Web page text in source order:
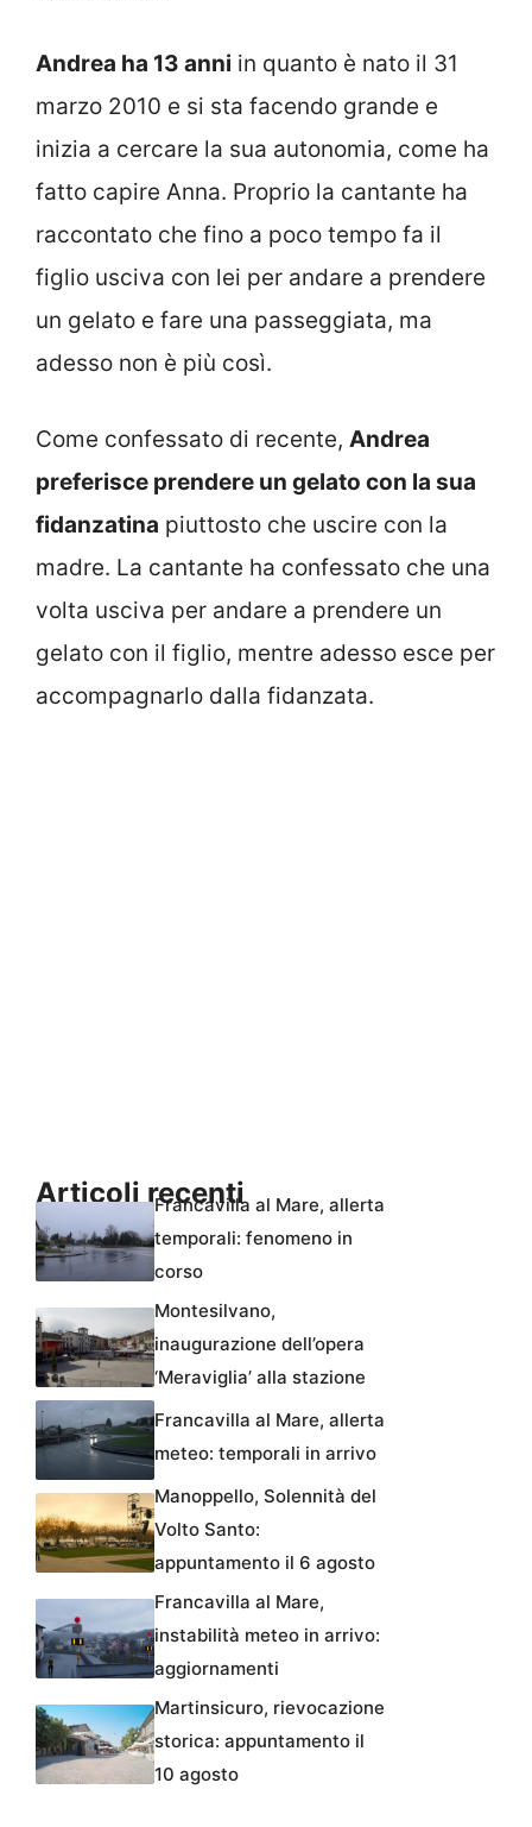
Andrea ha 13 anni in quanto è nato il 31
marzo 2010 e si sta facendo grande e
inizia a cercare la sua autonomia, come ha
fatto capire Anna. Proprio la cantante ha
raccontato che fino a poco tempo fa il
figlio usciva con lei per andare a prendere
un gelato e fare una passeggiata, ma
adesso non è più così.
Come confessato di recente, Andrea
preferisce prendere un gelato con la sua
fidanzatina piuttosto che uscire con la
madre. La cantante ha confessato che una
volta usciva per andare a prendere un
gelato con il figlio, mentre adesso esce per
accompagnarlo dalla fidanzata.
Articoli recentiFrancavilla al Mare, allerta
temporali: fenomeno in
corso
Montesilvano,
inaugurazione dell’opera
‘Meraviglia’ alla stazione
Francavilla al Mare, allerta
meteo: temporali in arrivo
Manoppello, Solennità del
Volto Santo:
appuntamento il 6 agosto
Francavilla al Mare,
instabilità meteo in arrivo:
aggiornamenti
Martinsicuro, rievocazione
storica: appuntamento il
10 agosto